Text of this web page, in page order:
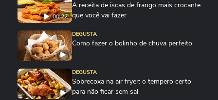
00:22
A receita de iscas de frango mais crocante
que você vai fazer
DEGUSTA
Como fazer o bolinho de chuva perfeito
DEGUSTA
Sobrecoxa na air fryer: o tempero certo
para não ficar sem sal